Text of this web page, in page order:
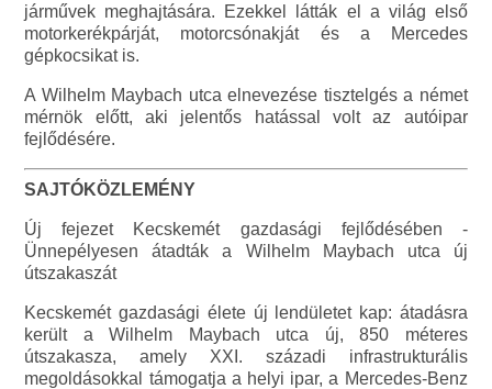
járművek meghajtására. Ezekkel látták el a világ első
motorkerékpárját, motorcsónakját és a Mercedes
gépkocsikat is.
A Wilhelm Maybach utca elnevezése tisztelgés a német
mérnök előtt, aki jelentős hatással volt az autóipar
fejlődésére.
SAJTÓKÖZLEMÉNY
Új fejezet Kecskemét gazdasági fejlődésében -
Ünnepélyesen átadták a Wilhelm Maybach utca új
útszakaszát
Kecskemét gazdasági élete új lendületet kap: átadásra
került a Wilhelm Maybach utca új, 850 méteres
útszakasza, amely XXI. századi infrastrukturális
megoldásokkal támogatja a helyi ipar, a Mercedes-Benz